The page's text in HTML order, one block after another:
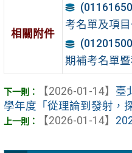
相關附件
考名單及項
期補考名單
【2026-01-14】 臺
學年度「從理論到發射，
【2026-01-14】